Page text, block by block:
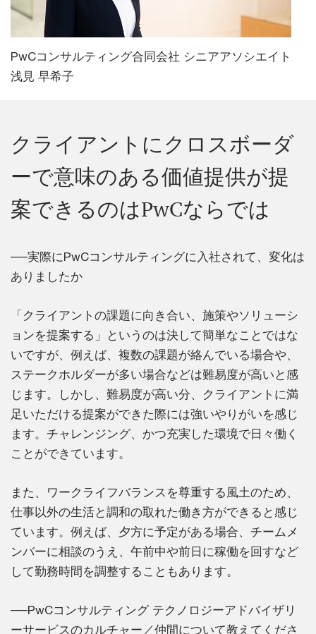
PwCコンサルティング合同会社 シニアアソシエイト
浅見 早希子
クライアントにクロスボーダ
ーで意味のある価値提供が提
案できるのはPwCならでは
──実際にPwCコンサルティングに入社されて、変化は
ありましたか
「クライアントの課題に向き合い、施策やソリューシ
ョンを提案する」というのは決して簡単なことではな
いですが、例えば、複数の課題が絡んでいる場合や、
ステークホルダーが多い場合などは難易度が高いと感
じます。しかし、難易度が高い分、クライアントに満
足いただける提案ができた際には強いやりがいを感じ
ます。チャレンジング、かつ充実した環境で日々働く
ことができています。
また、ワークライフバランスを尊重する風土のため、
仕事以外の生活と調和の取れた働き方ができると感じ
ています。例えば、夕方に予定がある場合、チームメ
ンバーに相談のうえ、午前中や前日に稼働を回すなど
して勤務時間を調整することもあります。
──PwCコンサルティング テクノロジーアドバイザリ
ーサービスのカルチャー／仲間について教えてくださ